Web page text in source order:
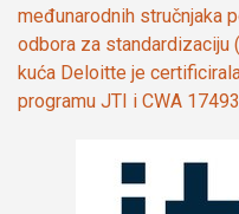
međunarodnih stručnjaka
odbora za standardizaciju
kuća Deloitte je
programu JTI i CWA